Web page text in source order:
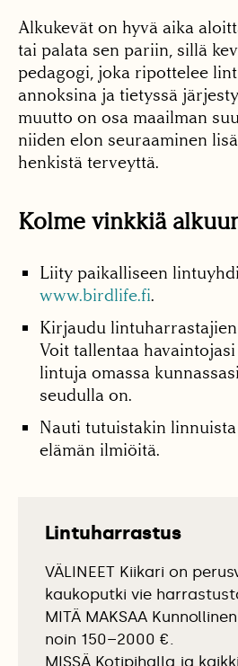
Alkukevät on hyvä aika
tai palata sen pariin, sillä
pedagogi, joka ripottelee
annoksina ja tietyssä
muutto on osa maailman
niiden elon seuraaminen
henkistä terveyttä.
Kolme vinkkiä
Liity paikalliseen
www.birdlife.fi.
Kirjaudu
Voit tallentaa
lintuja omassa
seudulla on.
Nauti tutuistakin
elämän ilmiöitä.
Lintuharrastus
VÄLINEET Kiikari on
kaukoputki vie
MITÄ MAKSAA
noin 150–2000 €.
MISSÄ Kotipihalla ja